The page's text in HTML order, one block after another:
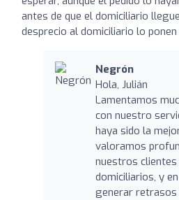
antes de que el domiciliario
desprecio al domiciliario lo ponen
Negrón
Hola, Julián
Lamentamos
con nuestro
haya sido la
valoramos
nuestros
domiciliarios, y
generar retrasos